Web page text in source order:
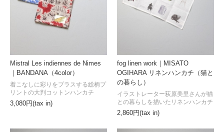
Mistral Les indiennes de Nimes
｜BANDANA（4color）
3,080円(tax in)
着こなしに彩りをプラスする総柄プ
リントの大判コットンハンカチ
fog linen work｜MISATO
OGIHARA リネンハンカチ（猫と
の暮らし）
2,860円(tax in)
イラストレーター荻原美里さんが猫
との暮らしを描いたリネンハンカチ